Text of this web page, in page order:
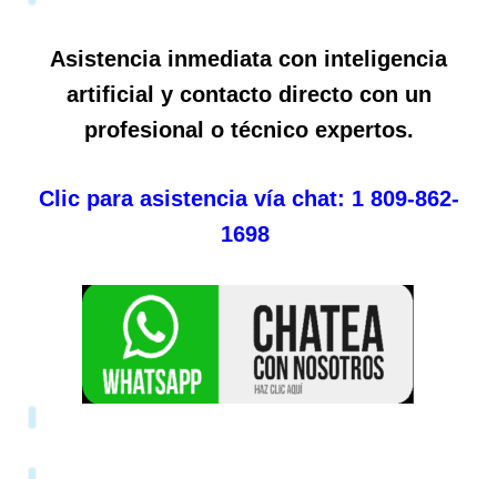
Asistencia inmediata con inteligencia
artificial y contacto directo con un
profesional o técnico expertos.
Clic para asistencia vía chat: 1 809-862-
1698